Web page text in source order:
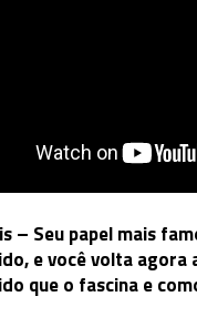
– Seu papel mais
e você volta
que o fascina e